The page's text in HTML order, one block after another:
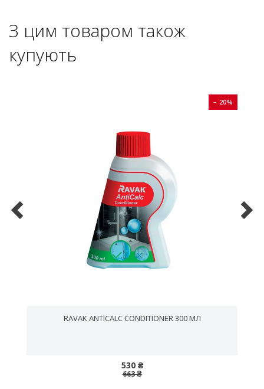
З цим товаром також
купують
− 20%
RAVAK ANTICALC CONDITIONER 300 МЛ
530 ₴
663 ₴